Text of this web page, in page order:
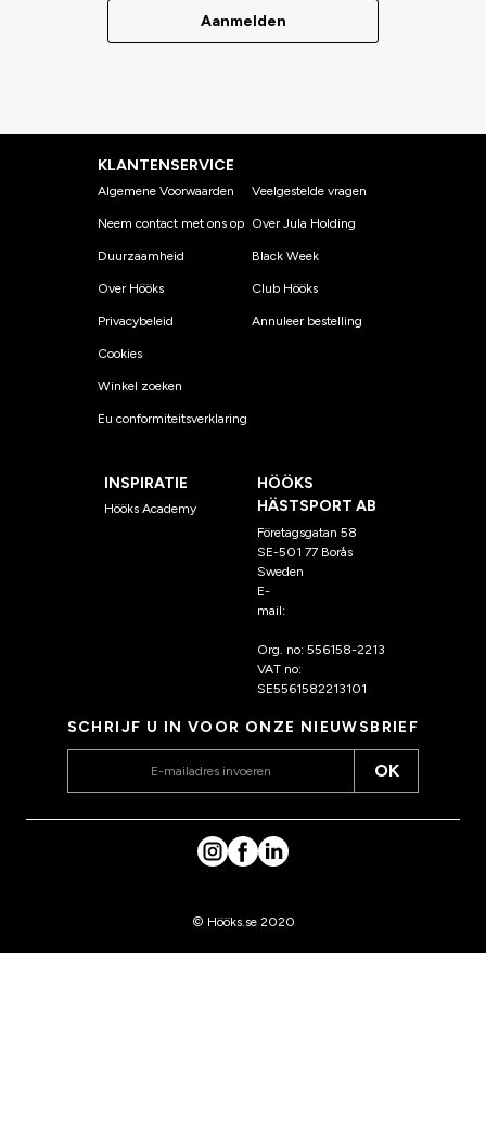
Aanmelden
KLANTENSERVICE
Algemene Voorwaarden
Neem contact met ons op
Duurzaamheid
Over Hööks
Privacybeleid
Cookies
Winkel zoeken
Eu conformiteitsverklaring
Veelgestelde vragen
Over Jula Holding
Black Week
Club Hööks
Annuleer bestelling
INSPIRATIE
Hööks Academy
HÖÖKS
HÄSTSPORT AB
Företagsgatan 58
SE-501 77 Borås
Sweden
E-
mail:
Org. no: 556158-2213
VAT no:
SE5561582213101
SCHRIJF U IN VOOR ONZE NIEUWSBRIEF
OK
© Hööks.se 2020